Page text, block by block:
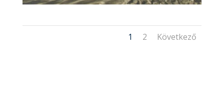
1 2 Következő